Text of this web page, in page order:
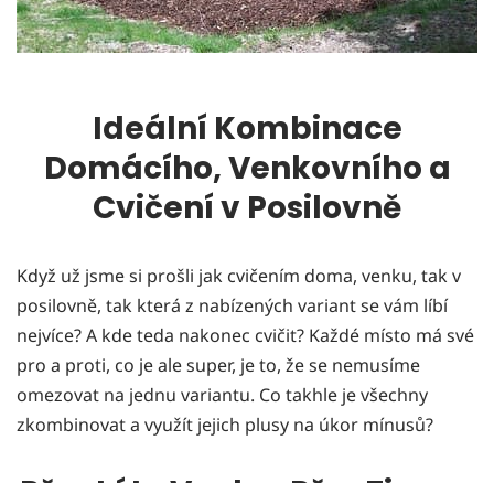
Ideální Kombinace
Domácího, Venkovního a
Cvičení v Posilovně
Když už jsme si prošli jak cvičením doma, venku, tak v
posilovně, tak která z nabízených variant se vám líbí
nejvíce? A kde teda nakonec cvičit? Každé místo má své
pro a proti, co je ale super, je to, že se nemusíme
omezovat na jednu variantu. Co takhle je všechny
zkombinovat a využít jejich plusy na úkor mínusů?